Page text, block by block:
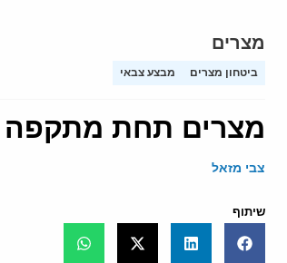
מצרים
ביטחון מצרים מבצע צבאי
מצרים תחת מתקפה
צבי מזאל
שיתוף